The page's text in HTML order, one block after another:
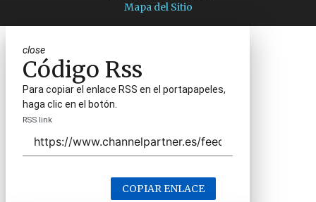
Mapa del Sitio
close
Código Rss
Para copiar el enlace RSS en el portapapeles,
haga clic en el botón.
RSS link
COPIAR ENLACE